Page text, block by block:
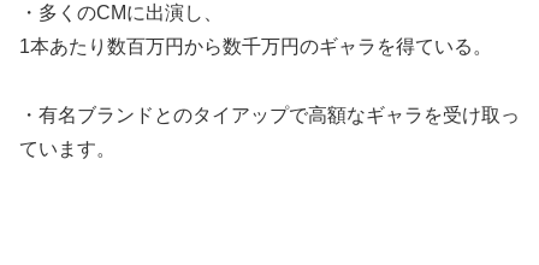
・多くのCMに出演し、
1本あたり数百万円から数千万円のギャラを得ている。
・有名ブランドとのタイアップで高額なギャラを受け取っ
ています。